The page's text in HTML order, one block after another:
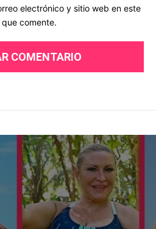
electrónico y sitio web en este
comente.